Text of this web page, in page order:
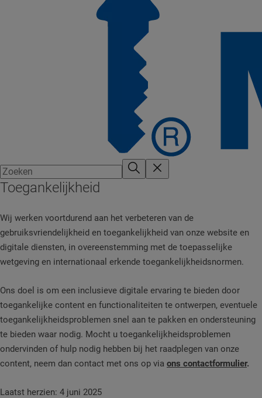
Toegankelijkheid
Wij werken voortdurend aan het verbeteren van de
gebruiksvriendelijkheid en toegankelijkheid van onze website en
digitale diensten, in overeenstemming met de toepasselijke
wetgeving en internationaal erkende toegankelijkheidsnormen.
Ons doel is om een inclusieve digitale ervaring te bieden door
toegankelijke content en functionaliteiten te ontwerpen, eventuele
toegankelijkheidsproblemen snel aan te pakken en ondersteuning
te bieden waar nodig. Mocht u toegankelijkheidsproblemen
ondervinden of hulp nodig hebben bij het raadplegen van onze
content, neem dan contact met ons op via ons contactformulier.
Laatst herzien: 4 juni 2025